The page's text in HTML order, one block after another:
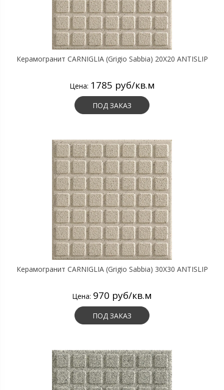
Керамогранит CARNIGLIA (Grigio Sabbia) 20X20 ANTISLIP
Цена: 1785 руб/кв.м
ПОД ЗАКАЗ
Керамогранит CARNIGLIA (Grigio Sabbia) 30X30 ANTISLIP
Цена: 970 руб/кв.м
ПОД ЗАКАЗ